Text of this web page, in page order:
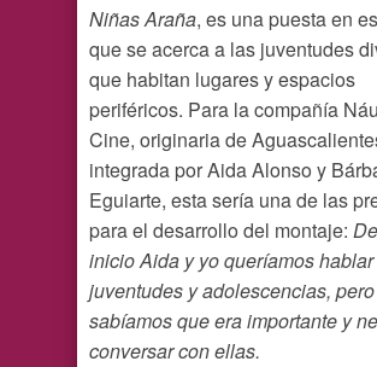
Niñas Araña, es una puesta en
que se acerca a las juventudes
que habitan lugares y espacios
periféricos. Para la compañía
Cine, originaria de
integrada por Aida Alonso y
Eguiarte, esta sería una de las
para el desarrollo del montaje:
inicio Aida y yo queríamos
juventudes y adolescencias,
sabíamos que era importante y
conversar con ellas.